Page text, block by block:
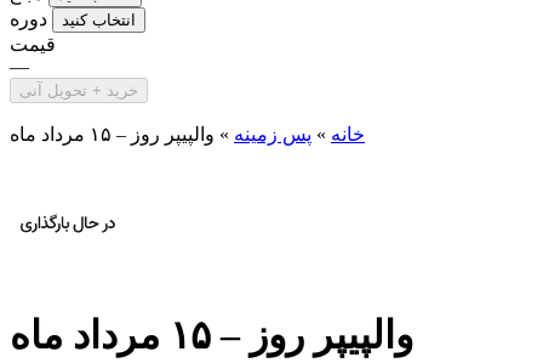
دوره انتخاب کنید
قیمت
—
خرید + تحویل آنی
خانه » پس زمینه » والپیپر روز – ۱۵ مرداد ماه
والپیپر روز – ۱۵ مرداد ماه